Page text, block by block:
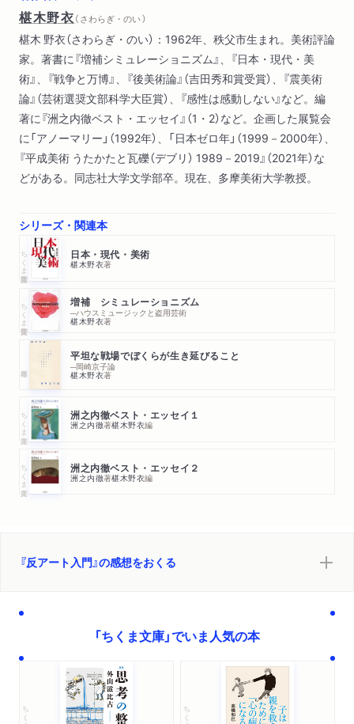
３ ポップアートと死の平等
４ パフォーマンス ―― 全方位のアート
５ 概念とアート ―― 手技なき消耗戦
６ 冷戦という「空調」システム
第三の門 冷戦後のアート・ワールド
１ アメリカのアートがすべてではなかった
２ ウエスト・コーストからの妄想と惨劇
３ パンクなイギリスの若き台頭者たち
５ 「作らない芸術」があってよい
６ 「現代美術」から逃げ出せ！
第四の門 貨幣とアート
１ アートと投機マネーはよく似ている
２ 蓄財家たちの癒されない渇望
３ 絵画は紙幣に憧れる
４ アート〈キリスト〉貨幣経済
５ ヒューマニズムの先へ
最後の門 アートの行方
１ わたしたちにとってのアートとは？
２ 「あらわれ」と「消え去り」のアート
３ 「工」よりも「趣」を
４ 芸術には芸術の「分際」がある
７ いつの日かアートは解放され
解説にかえて 牧野伊三夫
椹木野衣（ さわらぎ・のい ）
椹木 野衣（さわらぎ・のい）：1962年、秩父市生まれ。美術評論
家。著書に『増補シミュレーショニズム』、『日本・現代・美
術』、『戦争と万博』、『後美術論』（吉田秀和賞受賞）、『震美術
論』（芸術選奨文部科学大臣賞）、『感性は感動しない』など。編
著に『洲之内徹ベスト・エッセイ』（1・2）など。企画した展覧会
に「アノーマリー」（1992年）、「日本ゼロ年」（1999－2000年）、
『平成美術 うたかたと瓦礫（デブリ） 1989－2019』（2021年）な
どがある。同志社大学文学部卒。現在、多摩美術大学教授。
シリーズ・関連本
ちくま学芸文庫 日本・現代・美術
椹木野衣著
ちくま学芸文庫 増補 シミュレーショニズム
─ハウスミュージックと盗用芸術
椹木野衣著
平坦な戦場でぼくらが生き延びること
─岡崎京子論
椹木野衣著
ちくま文庫 洲之内徹ベスト・エッセイ１
洲之内徹著椹木野衣編
ちくま文庫 洲之内徹ベスト・エッセイ２
洲之内徹著椹木野衣編
『反アート入門』の感想をおくる
「ちくま文庫」でいま人気の本
ちくま文庫 ちくま文庫